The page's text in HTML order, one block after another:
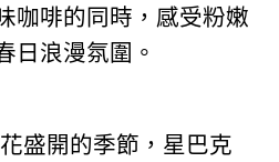
咖啡的同時，感受粉嫩
日浪漫氛圍。
盛開的季節，星巴克